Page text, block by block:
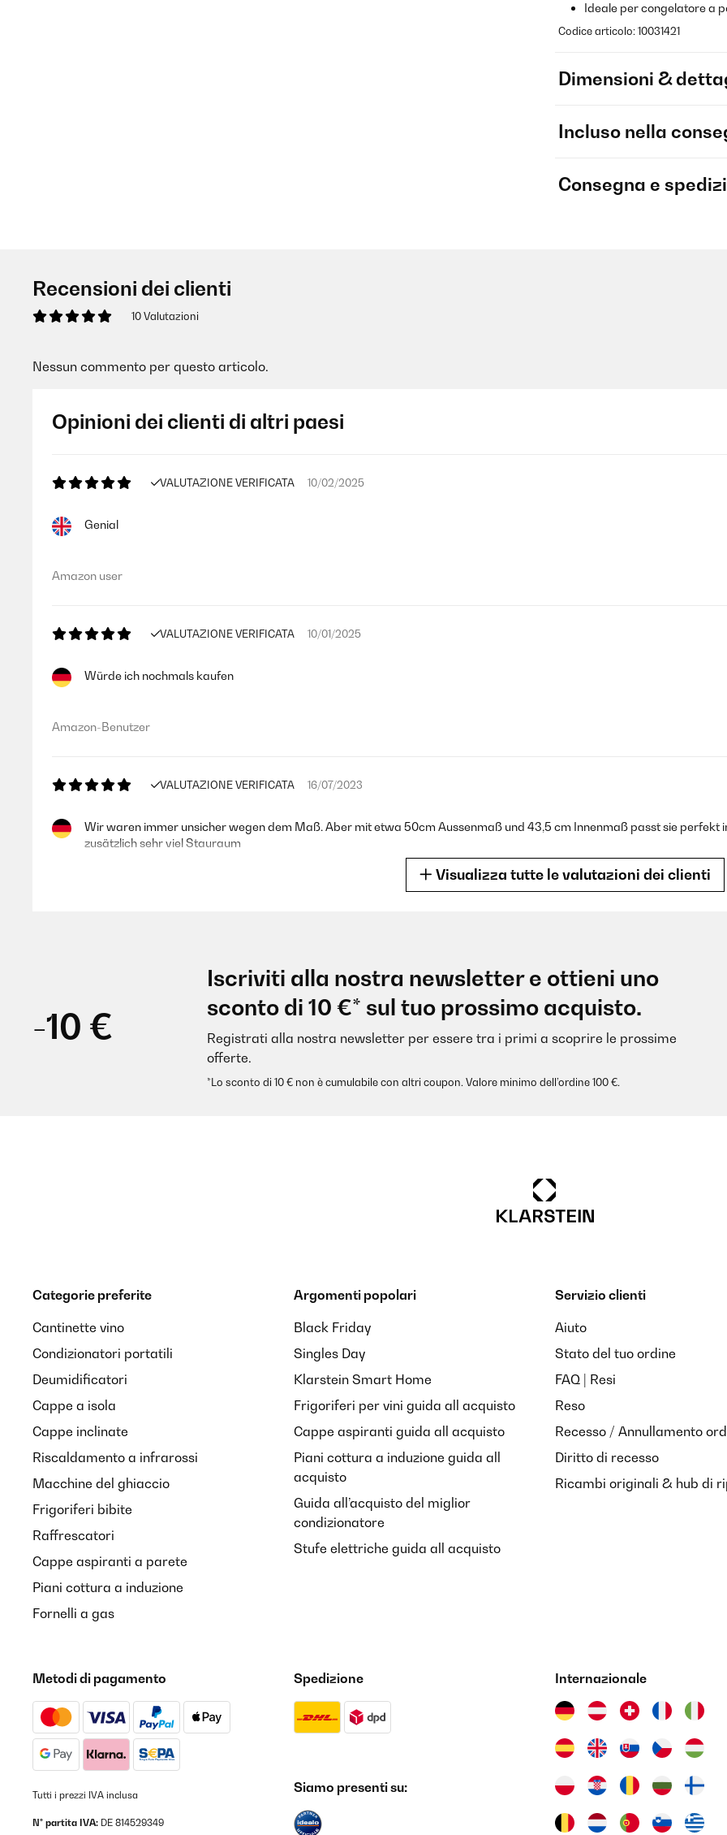
Ideale per congelatore a
Codice articolo: 10031421
Dimensioni &
Incluso nella
Consegna e
Recensioni dei clienti
10 Valutazioni
Nessun commento per questo articolo.
Opinioni dei clienti di altri paesi
VALUTAZIONE VERIFICATA 10/02/2025
Genial
Amazon user
VALUTAZIONE VERIFICATA 10/01/2025
Würde ich nochmals kaufen
Amazon-Benutzer
VALUTAZIONE VERIFICATA 16/07/2023
Wir waren immer unsicher wegen dem Maß. Aber mit etwa 50cm Aussenmaß und 43,5 cm Innenmaß passt sie perfekt
zusätzlich sehr viel Stauraum
erfüllt seinen Zweck und passt
Amazon-Benutzer
Prodotto ottimo e lo usa principalmente per lavarmi le mani.
07/10/2019
prodotto ben fatto e che risponde alle descrizione del venditore
Utente Amazon
VALUTAZIONE VERIFICATA 07/10/2019
prodotto ben fatto e che risponde alle descrizione del venditore
VALUTAZIONE VERIFICATA 28/09/2019
Installato in un congelatore a pozzetto ignis
Utente Amazon
Visualizza tutte le valutazioni dei clienti
-10 €
Iscriviti alla nostra newsletter e ottieni uno
sconto di 10 €* sul tuo prossimo acquisto.
Registrati alla nostra newsletter per essere tra i primi a scoprire le prossime
offerte.
*Lo sconto di 10 € non è cumulabile con altri coupon. Valore minimo dell’ordine 100 €.
Categorie preferite
Cantinette vino
Condizionatori portatili
Deumidificatori
Cappe a isola
Cappe inclinate
Riscaldamento a infrarossi
Macchine del ghiaccio
Frigoriferi bibite
Raffrescatori
Cappe aspiranti a parete
Piani cottura a induzione
Fornelli a gas
Argomenti popolari
Black Friday
Singles Day
Klarstein Smart Home
Frigoriferi per vini guida all acquisto
Cappe aspiranti guida all acquisto
Piani cottura a induzione guida all
acquisto
Guida all’acquisto del miglior
condizionatore
Stufe elettriche guida all acquisto
Servizio clienti
Aiuto
Stato del tuo ordine
FAQ | Resi
Reso
Recesso / Annullamento
Diritto di recesso
Ricambi originali & hub di
Metodi di pagamento
Tutti i prezzi IVA inclusa
N° partita IVA: DE 814529349
Spedizione
Siamo presenti su:
Internazionale